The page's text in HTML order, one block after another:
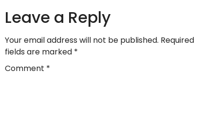
Leave a Reply
Your email address will not be published. Required
fields are marked *
Comment *